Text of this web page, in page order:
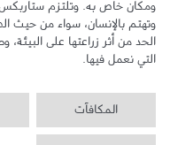
التي نعمل فيها.
المكافآت